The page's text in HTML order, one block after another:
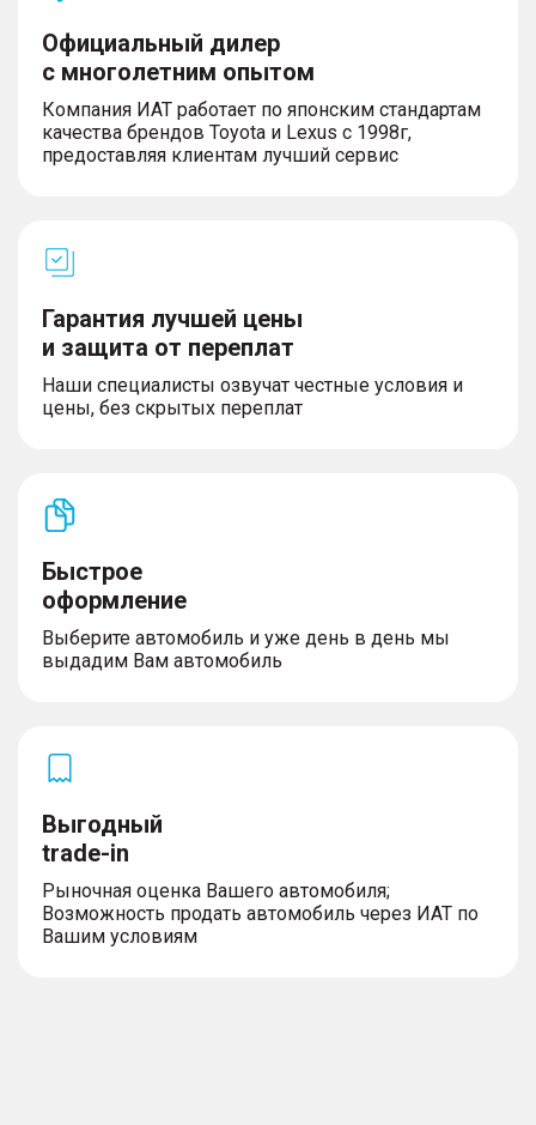
Официальный дилер
с многолетним опытом
Компания ИАТ работает по японским стандартам
качества брендов Toyota и Lexus с 1998г,
предоставляя клиентам лучший сервис
Гарантия лучшей цены
и защита от переплат
Наши специалисты озвучат честные условия и
цены, без скрытых переплат
Быстрое
оформление
Выберите автомобиль и уже день в день мы
выдадим Вам автомобиль
Выгодный
trade-in
Рыночная оценка Вашего автомобиля;
Возможность продать автомобиль через ИАТ по
Вашим условиям